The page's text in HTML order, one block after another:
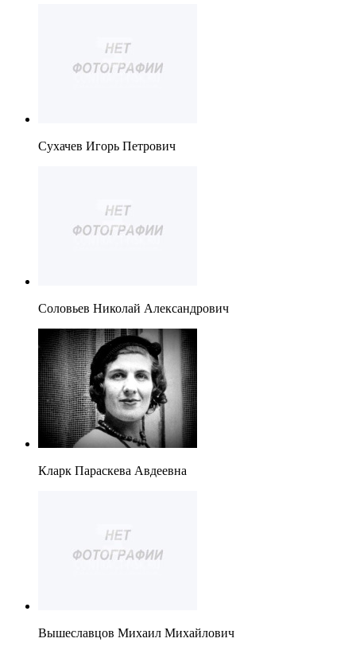
Сухачев Игорь Петрович
Соловьев Николай Александрович
Кларк Параскева Авдеевна
Вышеславцов Михаил Михайлович